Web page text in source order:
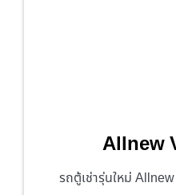
Allnew
รถตู้เช่ารุ่นใหม่